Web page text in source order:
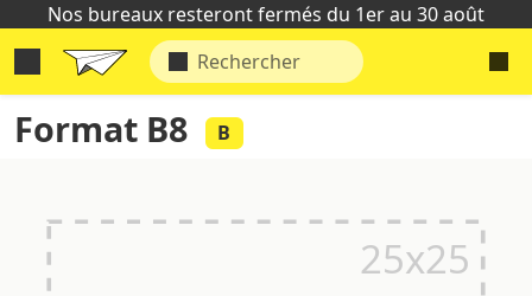
Nos bureaux resteront fermés du 1er au 30 août
Format B8 B